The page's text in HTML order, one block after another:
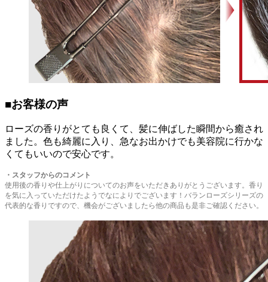
■お客様の声
ローズの香りがとても良くて、髪に伸ばした瞬間から癒され
ました。色も綺麗に入り、急なお出かけでも美容院に行かな
くてもいいので安心です。
・ スタッフからのコメント
使用後の香りや仕上がりについてのお声をいただきありがとうございます。香り
を気に入っていただけたようでなによりでございます！バランローズシリーズの
代表的な香りですので、機会がございましたら他の商品も是非ご確認ください。